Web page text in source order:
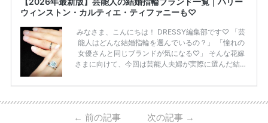
ウィンストン・カルティエ・ティファニーも♡
みなさま、こんにちは！ DRESSY編集部です♡ 「芸
能人はどんな結婚指輪を選んでいるの？」 「憧れの
女優さんと同じブランドが気になる♡」 そんな花嫁
さまに向けて、今回は芸能人夫婦が実際に選んだ結婚
ーウィンストンやカルティエ、ティファニーなど世界
日本で人気のブランドまで幅広くご紹介。 さらに、
・愛用している芸能人夫婦 ・リングの特徴や魅力 ・
← 前の記事 次の記事 →